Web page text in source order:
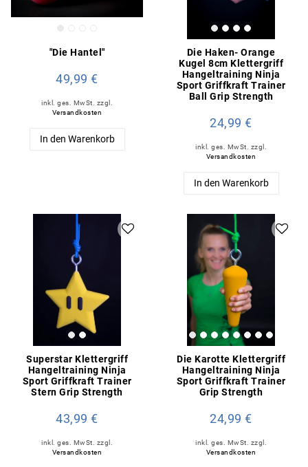
"Die Hantel"
49,99 €
inkl. ges. MwSt.
zzgl.
Versandkosten
In den Warenkorb
Die Haken- Orange
Kugel 8cm Klettergriff
Hangeltraining Ninja
Sport Griffkraft Trainer
Ball Grip Strength
24,99 €
inkl. ges. MwSt.
zzgl.
Versandkosten
In den Warenkorb
Superstar Klettergriff
Hangeltraining Ninja
Sport Griffkraft Trainer
Stern Grip Strength
43,99 €
inkl. ges. MwSt. zzgl.
Versandkosten
Die Karotte Klettergriff
Hangeltraining Ninja
Sport Griffkraft Trainer
Grip Strength
24,99 €
inkl. ges. MwSt. zzgl.
Versandkosten